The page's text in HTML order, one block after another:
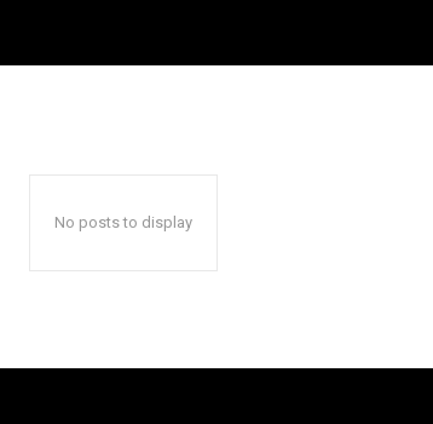
No posts to display